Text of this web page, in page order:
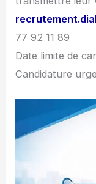
77 92 11 89
Date limite de
Candidature